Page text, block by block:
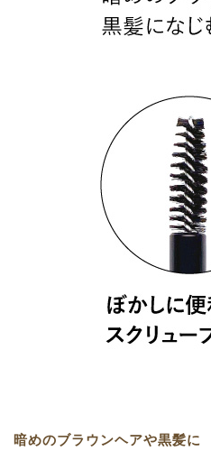
暗めのブラウンヘアや黒髪に